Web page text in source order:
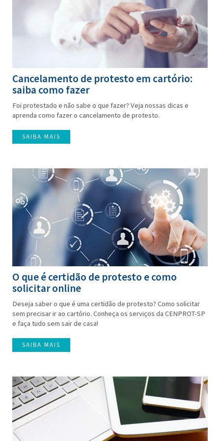
Cancelamento de protesto em cartório:
saiba como fazer
Foi protestado e não sabe o que fazer? Veja nossas dicas e
aprenda como fazer o cancelamento de protesto.
SAIBA MAIS
O que é certidão de protesto e como
solicitar online
Deseja saber o que é uma certidão de protesto? Como solicitar
sem precisar ir ao cartório. Conheça os serviços da CENPROT-SP
e faça tudo sem sair de casa!
SAIBA MAIS